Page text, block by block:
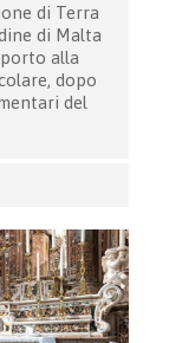
di Terra
di Malta
alla
dopo
del